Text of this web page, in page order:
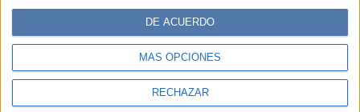
MÁS OPCIONES
RECHAZAR
DE ACUERDO